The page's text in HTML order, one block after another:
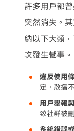
許多用戶都
突然消失。
納以下大類
次發生憾事。
違反使用
定，散播
用戶舉報
致社群被